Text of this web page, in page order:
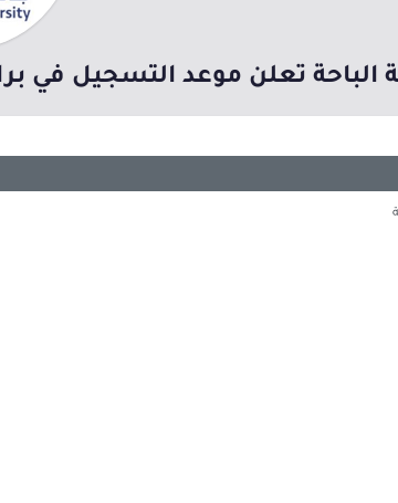
الباحة تعلن موعد التسجيل في